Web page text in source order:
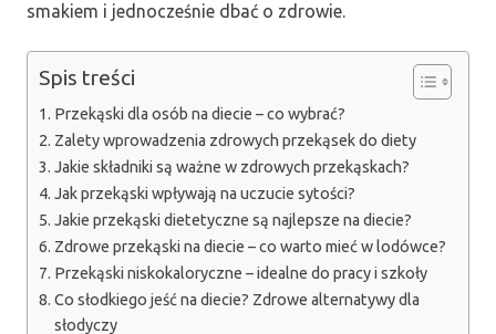
smakiem i jednocześnie dbać o zdrowie.
Spis treści
Przekąski dla osób na diecie – co wybrać?
Zalety wprowadzenia zdrowych przekąsek do diety
Jakie składniki są ważne w zdrowych przekąskach?
Jak przekąski wpływają na uczucie sytości?
Jakie przekąski dietetyczne są najlepsze na diecie?
Zdrowe przekąski na diecie – co warto mieć w lodówce?
Przekąski niskokaloryczne – idealne do pracy i szkoły
Co słodkiego jeść na diecie? Zdrowe alternatywy dla
słodyczy